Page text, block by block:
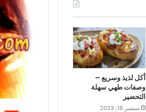
أكل لذيذ وسريع –
وصفات طهي سهلة
التحضير
سبتمبر 16, 2023